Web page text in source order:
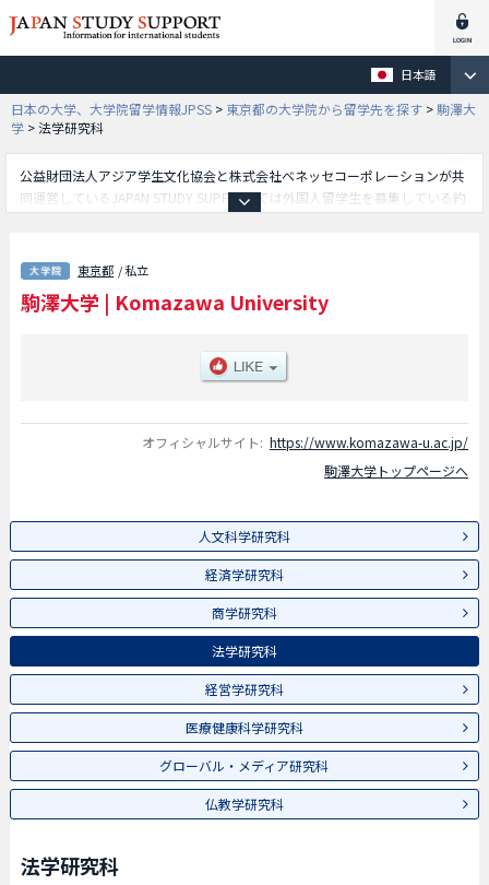
日本語
日本の大学、大学院留学情報JPSS > 東京都の大学院から留学先を探す > 駒澤大
学 >法学研究科
公益財団法人アジア学生文化協会と株式会社ベネッセコーポレーションが共
同運営しているJAPAN STUDY SUPPORTでは外国人留学生を募集している約
済学研究科や商学研究科や法学研究科や経営学研究科や医療健康科学研究科
やグローバル・メディア研究科や仏教学研究科等、研究科別情報や、募集定
員や合格者数など入試情報、施設案内、アクセスなど外国人留学生に必要な
東京都 / 私立
駒澤大学 | Komazawa University
オフィシャルサイト: https://www.komazawa-u.ac.jp/
駒澤大学トップページへ
人文科学研究科
経済学研究科
商学研究科
法学研究科
経営学研究科
医療健康科学研究科
グローバル・メディア研究科
仏教学研究科
法学研究科